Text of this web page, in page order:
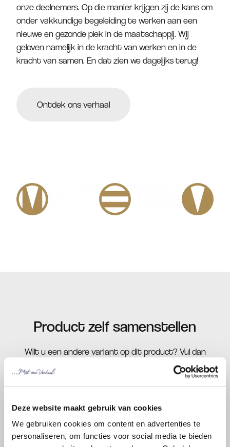
Deze website maakt gebruik van cookies
We gebruiken cookies om content en advertenties te
personaliseren, om functies voor social media te bieden
onze deelnemers. Op die manier krijgen zij de kans om
onder vakkundige begeleiding te werken aan een
nieuwe en gezonde plek in de maatschappij. Wij
geloven namelijk in de kracht van werken en in de
kracht van samen. En dat zien we dagelijks terug!
Ontdek ons verhaal
Product zelf samenstellen
Wilt u een andere variant op dit product? Vul dan
onderstaand formulier in. Wij zijn benieuwd naar uw
Voornaam
*